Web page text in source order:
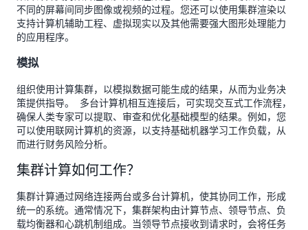
不同的屏幕间同步图像或视频的过程。您还可以使用集群渲染以
支持计算机辅助工程、虚拟现实以及其他需要强大图形处理能力
的应用程序。
模拟
组织使用计算集群，以模拟数据可能生成的结果，从而为业务决
策提供指导。 多台计算机相互连接后，可实现交互式工作流程，
确保人类专家可以提取、审查和优化基础模型的结果。例如，您
可以使用联网计算机的资源，以支持基础机器学习工作负载，从
而进行财务风险分析。
集群计算如何工作？
集群计算通过网络连接两台或多台计算机，使其协同工作，形成
统一的系统。通常情况下，集群架构由计算节点、领导节点、负
载均衡器和心跳机制组成。当领导节点接收到请求时，会将任务